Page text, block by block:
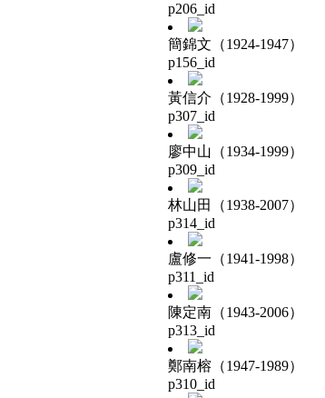
p206_id
簡錦文（1924-1947）
p156_id
黃信介（1928-1999）
p307_id
廖中山（1934-1999）
p309_id
林山田（1938-2007）
p314_id
盧修一（1941-1998）
p311_id
陳定南（1943-2006）
p313_id
鄭南榕（1947-1989）
p310_id